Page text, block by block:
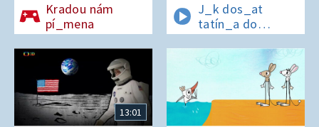
Kradou nám
pí_mena
J_k dos_at
tatín_a do
polepš_vny
13:01